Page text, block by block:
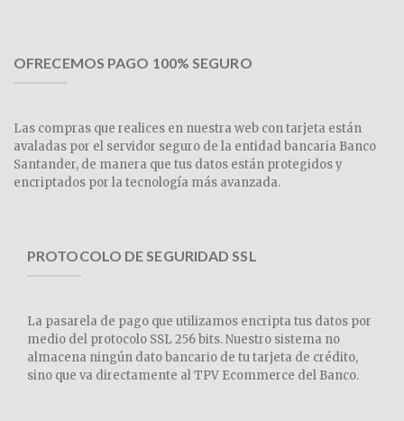
OFRECEMOS PAGO 100% SEGURO
Las compras que realices en nuestra web con tarjeta están
avaladas por el servidor seguro de la entidad bancaria Banco
Santander, de manera que tus datos están protegidos y
encriptados por la tecnología más avanzada.
PROTOCOLO DE SEGURIDAD SSL
La pasarela de pago que utilizamos encripta tus datos por
medio del protocolo SSL 256 bits. Nuestro sistema no
almacena ningún dato bancario de tu tarjeta de crédito,
sino que va directamente al TPV Ecommerce del Banco.